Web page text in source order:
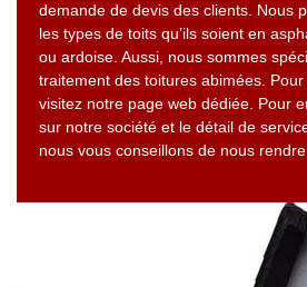
demande de devis des clients. Nous
les types de toits qu’ils soient en
ou ardoise. Aussi, nous sommes
traitement des toitures abimées. Pour
visitez notre page web dédiée. Pour
sur notre société et le détail de
nous vous conseillons de nous rendre